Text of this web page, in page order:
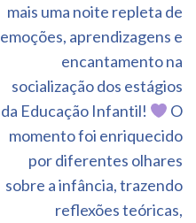
mais uma noite repleta de
emoções, aprendizagens e
encantamento na
socialização dos estágios
da Educação Infantil!
O
momento foi enriquecido
por diferentes olhares
sobre a infância, trazendo
reflexões teóricas,